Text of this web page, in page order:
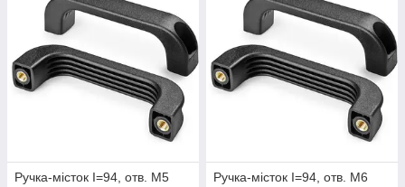
Ручка-місток I=94, отв. М5
Ручка-місток I=94, отв. М6